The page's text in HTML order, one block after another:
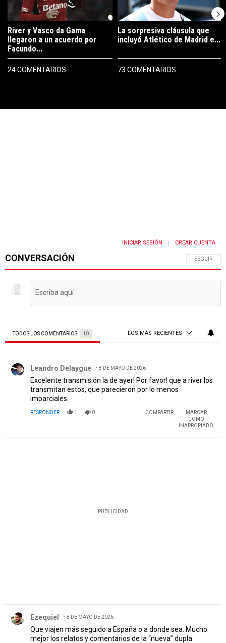
River y Vasco da Gama
llegaron a un acuerdo por
Facundo...
24 COMENTARIOS
La sorpresiva cláusula que
incluyó Atlético de Madrid e...
73 COMENTARIOS
CONVERSACIÓN SIGA ESTA
SEGUIR
INICIAR SESIÓN | CREAR CUENTA
TODOS LOS COMENTARIOS 10 LOS MÁS RECIENTES
Leandro Delaygue 8 DE MAYO DE 2026
Excelente transmisión la de ayer! Por favor! que a river los
transmitan estos, que parecieron por lo menos
imparciales.
RESPONDER 1 0 COMPARTIR
MARCAR
COMO
INAPROPIADO
PUBLICIDAD
Ezequiel 8 DE MAYO DE 2026
Que viajen más seguido a España o a donde sea. Mucho
mejor los relatos y comentarios de la “nueva” dupla.